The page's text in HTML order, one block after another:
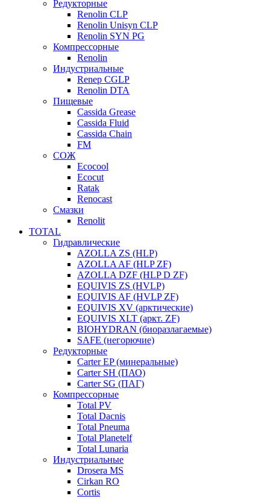
Редукторные
Renolin CLP
Renolin Unisyn CLP
Renolin SYN PG
Компрессорные
Renolin
Индустриальные
Renep CGLP
Renolin DTA
Пищевые
Cassida Grease
Cassida Fluid
Cassida Chain
FM
СОЖ
Ecocool
Ecocut
Ratak
Renocast
Смазки
Renolit
TOTAL
Гидравлические
AZOLLA ZS (HLP)
AZOLLA AF (HLP ZF)
AZOLLA DZF (HLP D ZF)
EQUIVIS ZS (HVLP)
EQUIVIS AF (HVLP ZF)
EQUIVIS XV (арктические)
EQUIVIS XLT (аркт. ZF)
BIOHYDRAN (биоразлагаемые)
SAFE (негорючие)
Редукторные
Carter EP (минеральные)
Carter SH (ПАО)
Carter SG (ПАГ)
Компрессорные
Total PV
Total Dacnis
Total Pneuma
Total Planetelf
Total Lunaria
Индустриальные
Drosera MS
Cirkan RO
Cortis